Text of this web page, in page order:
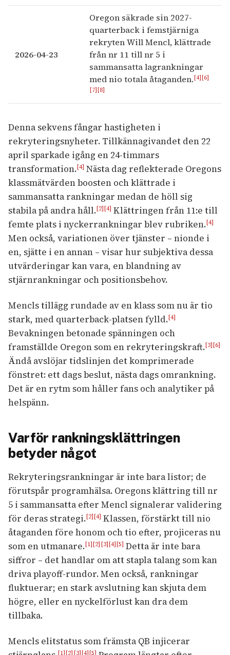
2026-04-23
Oregon säkrade sin 2027-
quarterback i femstjärniga
rekryten Will Mencl, klättrade
från nr 11 till nr 5 i
sammansatta lagrankningar
med nio totala åtaganden.[4][6]
[7][8]
Denna sekvens fångar hastigheten i
rekryteringsnyheter. Tillkännagivandet den 22
april sparkade igång en 24-timmars
transformation.[4] Nästa dag reflekterade Oregons
klassmätvärden boosten och klättrade i
sammansatta rankningar medan de höll sig
stabila på andra håll.[2][4] Klättringen från 11:e till
femte plats i nyckerrankningar blev rubriken.[4]
Men också, variationen över tjänster – nionde i
en, sjätte i en annan – visar hur subjektiva dessa
utvärderingar kan vara, en blandning av
stjärnrankningar och positionsbehov.
Mencls tillägg rundade av en klass som nu är tio
stark, med quarterback-platsen fylld.[4]
Bevakningen betonade spänningen och
framställde Oregon som en rekryteringskraft.[3][6]
Ändå avslöjar tidslinjen det komprimerade
fönstret: ett dags beslut, nästa dags omrankning.
Det är en rytm som håller fans och analytiker på
helspänn.
Varför rankningsklättringen
betyder något
Rekryteringsrankningar är inte bara listor; de
förutspår programhälsa. Oregons klättring till nr
5 i sammansatta efter Mencl signalerar validering
för deras strategi.[2][4] Klassen, förstärkt till nio
åtaganden före honom och tio efter, projiceras nu
som en utmanare.[1][2][3][4][5] Detta är inte bara
siffror – det handlar om att stapla talang som kan
driva playoff-rundor. Men också, rankningar
fluktuerar; en stark avslutning kan skjuta dem
högre, eller en nyckelförlust kan dra dem
tillbaka.
Mencls elitstatus som främsta QB injicerar
[1][2][3][4][5]